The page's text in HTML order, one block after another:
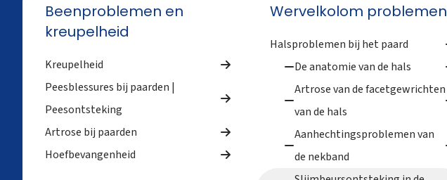
Beenproblemen en
kreupelheid
Kreupelheid
Peesblessures bij paarden |
Peesontsteking
Artrose bij paarden
Hoefbevangenheid
Wervelkolom problemen
Halsproblemen bij het paard
De anatomie van de hals
Artrose van de facetgewrichten
van de hals
Aanhechtingsproblemen van
de nekband